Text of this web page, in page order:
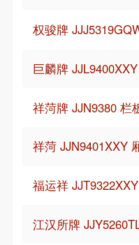
权骏牌
巨麟牌
祥菏牌 JJN9380 栏
祥菏 JJN9401XXY
福运祥
江汉所牌